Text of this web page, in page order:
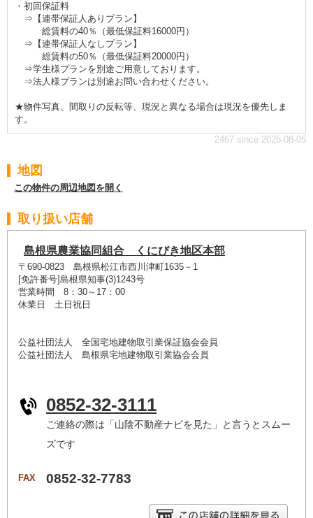
・初回保証料
⇒【連帯保証人ありプラン】
総賃料の40％（最低保証料16000円）
⇒【連帯保証人なしプラン】
総賃料の50％（最低保証料20000円）
⇒学生様プランを別途ご用意しております。
⇒法人様プランは別途お問い合わせください。
★物件写真、間取りの反転等、現況と異なる場合は現況を優先しま
す。
2467 since 2025-08-05
地図
この物件の周辺地図を開く
取り扱い店舗
島根県農業協同組合 くにびき地区本部
〒690-0823 島根県松江市西川津町1635－1
[免許番号]島根県知事(3)1243号
営業時間 8：30～17：00
休業日 土日祝日
公益社団法人 全国宅地建物取引業保証協会会員
公益社団法人 島根県宅地建物取引業協会会員
0852-32-3111
ご連絡の際は「山陰不動産ナビを見た」と言うとスムー
ズです
FAX 0852-32-7783